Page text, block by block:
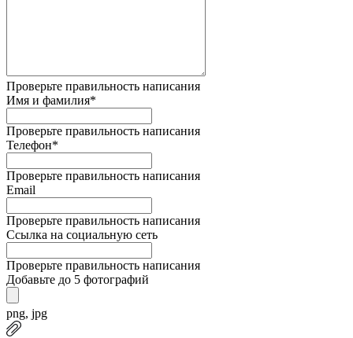
Проверьте правильность написания
Имя и фамилия*
Проверьте правильность написания
Телефон*
Проверьте правильность написания
Email
Проверьте правильность написания
Ссылка на социальную сеть
Проверьте правильность написания
Добавьте до 5 фотографий
png, jpg